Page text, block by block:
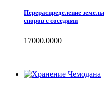
Перераспределение
споров с соседями
17000.0000